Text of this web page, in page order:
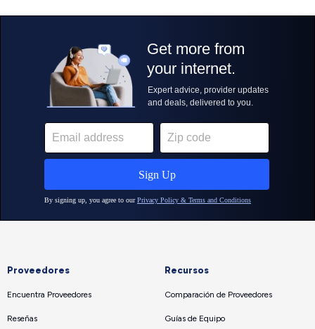
Proveedores
Encuentra Proveedores
Reseñas
Recursos
Comparación de Proveedores
Guías de Equipo